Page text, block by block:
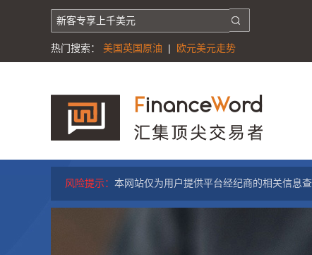
热门搜索： 美国英国原油 | 欧元美元走势
风险提示： 本网站仅为用户提供平台经纪商的相关信息